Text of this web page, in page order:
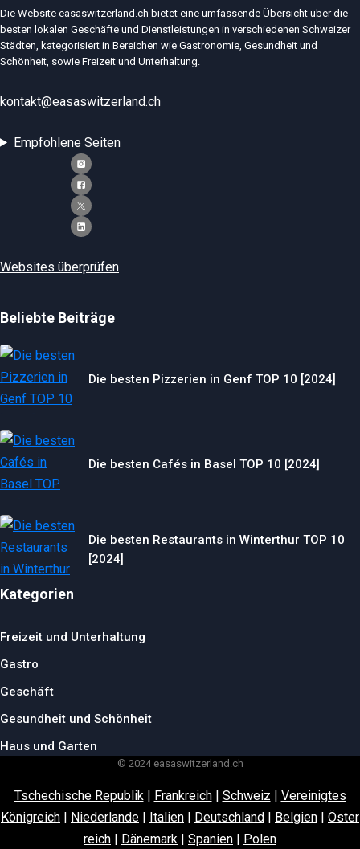
Die Website easaswitzerland.ch bietet eine umfassende Übersicht über die
besten lokalen Geschäfte und Dienstleistungen in verschiedenen Schweizer
Städten, kategorisiert in Bereichen wie Gastronomie, Gesundheit und
Schönheit, sowie Freizeit und Unterhaltung.
kontakt@easaswitzerland.ch
Empfohlene Seiten
Websites überprüfen
Beliebte Beiträge
Die besten Pizzerien in Genf TOP 10 [2024]
Die besten Cafés in Basel TOP 10 [2024]
Die besten Restaurants in Winterthur TOP 10
[2024]
Kategorien
Freizeit und Unterhaltung
Gastro
Geschäft
Gesundheit und Schönheit
Haus und Garten
© 2024 easaswitzerland.ch
Tschechische Republik | Frankreich| Schweiz | Vereinigtes
Königreich | Niederlande | Italien | Deutschland | Belgien | Öster
reich | Dänemark | Spanien | Polen